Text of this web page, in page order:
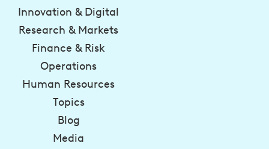
Innovation & Digital
Research & Markets
Finance & Risk
Operations
Human Resources
Topics
Blog
Media